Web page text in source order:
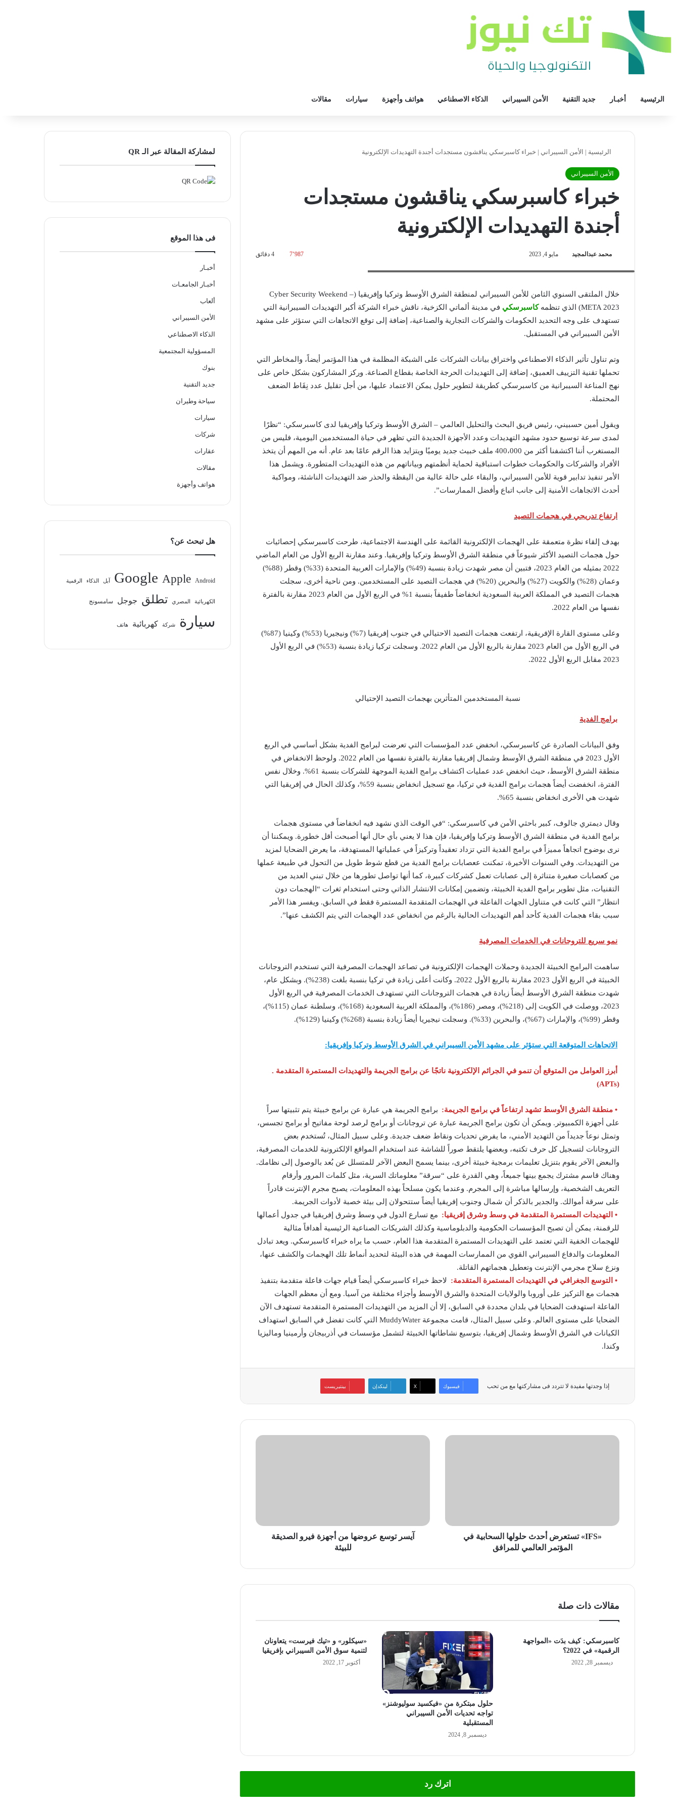
الرئيسية أخبـار جديد التقنية الأمن السيبراني الذكاء الاصطناعي هواتف وأجهزة سيارات مقالات
الرئيسية | الأمن السيبراني | خبراء كاسبرسكي يناقشون مستجدات أجندة التهديدات الإلكترونية
الأمن السيبراني
خبراء كاسبرسكي يناقشون مستجدات
أجندة التهديدات الإلكترونية
محمد عبدالمجيد مايو 4, 2023 7٬987
خلال الملتقى السنوي الثامن للأمن السيبراني لمنطقة الشرق الأوسط وتركيا وإفريقيا (Cyber Security Weekend –
META 2023) الذي تنظمه
كاسبرسكي في مدينة ألماتي الكزخية، ناقش خبراء الشركة أكبر التهديدات السيبرانية التي
تستهدف على وجه التحديد الحكومات والشركات التجارية والصناعية، إضافة إلى توقع الاتجاهات التي ستؤثر على مشهد
الأمن السيبراني في المستقبل.
وتم تناول تأثير الذكاء الاصطناعي واختراق بيانات الشركات على الشبكة المظلمة في هذا المؤتمر أيضاً، والمخاطر التي
تحملها تقنية التزييف العميق، إضافة إلى التهديدات الحرجة الخاصة بقطاع الصناعة. وركز المشاركون بشكل خاص على
نهج المناعة السيبرانية من كاسبرسكي كطريقة لتطوير حلول يمكن الاعتماد عليها، من أجل تقليل عدد نِقَاط الضعف
المحتملة.
ويقول أمين حسبيني، رئيس فريق البحث والتحليل العالمي – الشرق الأوسط وتركيا وإفريقيا لدى كاسبرسكي: “نظرًا
لمدى سرعة توسيع حدود مشهد التهديدات وعدد الأجهزة الجديدة التي تظهر في حياة المستخدمين اليومية، فليس من
المستغرب أننا اكتشفنا أكثر من 400،000 ملف خبيث جديد يوميًا ويتزايد هذا الرقم عامًا بعد عام. أنه من المهم أن يتخذ
الأفراد والشركات والحكومات خطوات استباقية لحماية أنظمتهم وبياناتهم من هذه التهديدات المتطورة. ويشمل هذا
الأمر تنفيذ تدابير قوية للأمن السيبراني، والبقاء على حالة عالية من اليقظة والحذر ضد التهديدات الناشئة، ومواكبة
أحدث الاتجاهات الأمنية إلى جانب اتباع وأفضل الممارسات”.
ارتفاع تدريجي في هجمات التصيد
بهدف إلقاء نظرة متعمقة على الهجمات الإلكترونية القائمة على الهندسة الاجتماعية، طرحت كاسبرسكي إحصائيات
حول هجمات التصيد الأكثر شيوعاً في منطقة الشرق الأوسط وتركيا وإفريقيا. وعند مقارنة الربع الأول من العام الماضي
2022 بمثيله من العام 2023، فتبين أن مصر شهدت زيادة بنسبة (49%) والإمارات العربية المتحدة (33%) وقطر (88%)
وعمان (28%) والكويت (27%) والبحرين (20%) في هجمات التصيد على المستخدمين. ومن ناحية أخرى، سجلت
هجمات التصيد في المملكة العربية السعودية انخفاضاً طفيفاً بنسبة 1% في الربع الأول من العام 2023 مقارنة بالفترة
نفسها من العام 2022.
وعلى مستوى القارة الإفريقية، ارتفعت هجمات التصيد الاحتيالي في جنوب إفريقيا (7%) ونيجيريا (53%) وكينيا (87%)
في الربع الأول من العام 2023 مقارنة بالربع الأول من العام 2022. وسجلت تركيا زيادة بنسبة (53%) في الربع الأول
2023 مقابل الربع الأول 2022.
نسبة المستخدمين المتأثرين بهجمات التصيد الإحتيالي
برامج الفدية
وفق البيانات الصادرة عن كاسبرسكي، انخفض عدد المؤسسات التي تعرضت لبرامج الفدية بشكل أساسي في الربع
الأول 2023 في منطقة الشرق الأوسط وشمال إفريقيا مقارنة بالفترة نفسها من العام 2022. ولوحظ الانخفاض في
منطقة الشرق الأوسط، حيث انخفض عدد عمليات اكتشاف برامج الفدية الموجهة للشركات بنسبة 61%. وخلال نفس
الفترة، انخفضت أيضاً هجمات برامج الفدية في تركيا، مع تسجيل انخفاض بنسبة 59%، وكذلك الحال في إفريقيا التي
شهدت هي الأخرى انخفاض بنسبة 65%.
وقال ديمتري جالوف، كبير باحثي الأمن في كاسبرسكي: “في الوقت الذي نشهد فيه انخفاضاً في مستوى هجمات
برامج الفدية في منطقة الشرق الأوسط وتركيا وإفريقيا، فإن هذا لا يعني بأي حال أنها أصبحت أقل خطورة. ويمكننا أن
نرى بوضوح اتجاهاً مميزاً في برامج الفدية التي تزداد تعقيداً وتركيزاً في عملياتها المستهدفة، ما يعرض الضحايا لمزيد
من التهديدات. وفي السنوات الأخيرة، تمكنت ععصابات برامج الفدية من قطع شوط طويل من التحول في طبيعة عملها
من كعصابات صغيرة متناثرة إلى عصابات تعمل كشركات كبيرة، كما أنها تواصل تطورها من خلال تبني العديد من
التقنيات، مثل تطوير برامج الفدية الخبيثة، وتضمين إمكانات الانتشار الذاتي وحتى استخدام ثغرات “الهجمات دون
انتظار” التي كانت في متناول الجهات الفاعلة في الهجمات المتقدمة المستمرة فقط في السابق. ويفسر هذا الأمر
سبب بقاء هجمات الفدية كأحد أهم التهديدات الحالية بالرغم من انخفاض عدد الهجمات التي يتم الكشف عنها”.
نمو سريع للتروجانات في الخدمات المصرفية
ساهمت البرامج الخبيثة الجديدة وحملات الهجمات الإلكترونية في تصاعد الهجمات المصرفية التي تستخدم التروجانات
الخبيثة في الربع الأول 2023 مقارنة بالربع الأول 2022. وكانت أعلى زيادة في تركيا بنسبة بلغت (238%). وبشكل عام،
شهدت منطقة الشرق الأوسط أيضاً زيادة في هجمات التروجانات التي تستهدف الخدمات المصرفية في الربع الأول
2023، ووصلت في الكويت إلى (218%)، ومصر (186%)، والمملكة العربية السعودية (168%)، وسلطنة عمان (115%)،
وقطر (99%)، والإمارات (67%)، والبحرين (33%). وسجلت نيجيريا أيضاً زيادة بنسبة (268%) وكينيا (129%).
الاتجاهات المتوقعة التي ستؤثر على مشهد الأمن السيبراني في الشرق الأوسط وتركيا وإفريقيا:
أبرز العوامل من المتوقع أن تنمو في الجرائم الإلكترونية ناتجًا عن برامج الجريمة والتهديدات المستمرة المتقدمة .
(APTs)
• منطقة الشرق الأوسط تشهد ارتفاعاً في برامج الجريمة: برامج الجريمة هي عبارة عن برامج خبيثة يتم تثبيتها سراً
على أجهزة الكمبيوتر. ويمكن أن تكون برامج الجريمة عبارة عن تروجانات أو برامج لرصد لوحة مفاتيح أو برامج تجسس،
وتمثل نوعاً جديداً من التهديد الأمني، ما يفرض تحديات ونقاط ضعف جديدة. وعلى سبيل المثال، تُستخدم بعض
التروجانات لتسجيل كل حرف تكتبه، وبعضها يلتقط صوراً للشاشة عند استخدام المواقع الإلكترونية للخدمات المصرفية،
والبعض الآخر يقوم بتنزيل تعليمات برمجية خبيثة أخرى، بينما يسمح البعض الآخر للمتسلل عن بُعد بالوصول إلى نظامك.
وهناك قاسم مشترك يجمع بينها جميعاً، وهي القدرة على “سرقة” معلوماتك السرية، مثل كلمات المرور وأرقام
التعريف الشخصية، وإرسالها مباشرة إلى المجرم. وعندما يكون مسلحاً بهذه المعلومات، يصبح مجرم الإنترنت قادراً
على سرقة أموالك. والجدير بالذكر أن شمال وجنوب إفريقيا أيضاً ستتحولان إلى بيئة خصبة لأدوات الجريمة.
• التهديدات المستمرة المتقدمة في وسط وشرق إفريقيا: مع تسارع الدول في وسط وشرق إفريقيا في جدول أعمالها
للرقمنة، يمكن أن تصبح المؤسسات الحكومية والدبلوماسية وكذلك الشريكات الصناعية الرئيسية أهدافاً مثالية
للهجمات الخفية التي تعتمد على التهديدات المستمرة المتقدمة هذا العام، حسب ما يراه خبراء كاسبرسكي. ويعد تبادل
المعلومات والدفاع السيبراني القوي من الممارسات المهمة في هذه البيئة لتحديد أنماط تلك الهجمات والكشف عنها،
ونزع سلاح مجرمي الإنترنت وتعطيل هجماتهم القاتلة.
• التوسع الجغرافي في التهديدات المستمرة المتقدمة:
لاحظ خبراء كاسبرسكي أيضاً قيام جهات فاعلة متقدمة بتنفيذ
هجمات مع التركيز على أوروبا والولايات المتحدة والشرق الأوسط وأجزاء مختلفة من آسيا. ومع أن معظم الجهات
الفاعلة استهدفت الضحايا في بلدان محددة في السابق، إلا أن المزيد من التهديدات المستمرة المتقدمة تستهدف الآن
الضحايا على مستوى العالم. وعلى سبيل المثال، قامت مجموعة MuddyWater التي كانت تفضل في السابق استهداف
الكيانات في الشرق الأوسط وشمال إفريقيا، بتوسيع نشاطاتها الخبيثة لتشمل مؤسسات في أذربيجان وأرمينيا وماليزيا
وكندا.
إذا وجدتها مفيدة لا تتردد فى مشاركتها مع من تحب فيسبوك ‫X لينكدإن بينتيريست
للمرافق
«IFS» تستعرض أحدث حلولها السحابية في
المؤتمر العالمي للمرافق
آيسر
آيسر توسع عروضها من أجهزة فيرو الصديقة
للبيئة
مقالات ذات صلة
كاسبرسكي: كيف بدَت «المواجهة
الرقمية» في 2022؟
ديسمبر 28, 2022
حلول مبتكرة من «فيكسيد سوليوشنز»
تواجه تحديات الأمن السيبراني
المستقبلية
ديسمبر 8, 2024
«سيكلور» و «تيك فيرست» يتعاونان
لتنمية سوق الأمن السيبراني بإفريقيا
أكتوبر 17, 2022
اترك رد
لمشاركة المقالة عبر الـ QR
فى هذا الموقع
أخبـار
أخبـار الجامعـات
ألعاب
الأمن السيبراني
الذكاء الاصطناعي
المسؤولية المجتمعية
بنوك
جديد التقنية
سياحة وطيران
سيارات
شركات
عقارات
مقالات
هواتف وأجهزة
هل تبحث عن؟
Android
Apple
Google آبل الذكاء الرقمية
الكهربائية المصري تطلق جوجل سامسونج
سيارة شركة كهربائية هاتف